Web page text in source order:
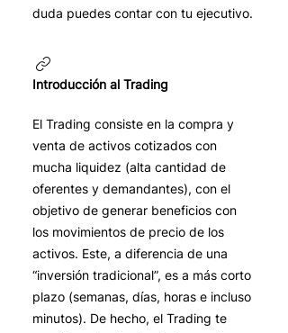
duda puedes contar con tu ejecutivo.
Introducción al Trading
El Trading consiste en la compra y
venta de activos cotizados con
mucha liquidez (alta cantidad de
oferentes y demandantes), con el
objetivo de generar beneficios con
los movimientos de precio de los
activos. Este, a diferencia de una
“inversión tradicional”, es a más corto
plazo (semanas, días, horas e incluso
minutos). De hecho, el Trading te